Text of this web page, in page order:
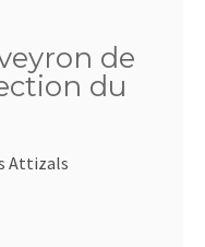
de
du
Attizals